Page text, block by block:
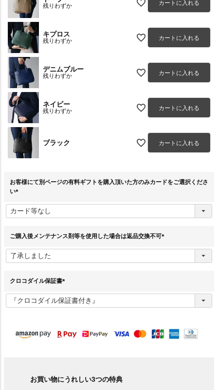
残りわずか カートに入れる
キプロス
残りわずか カートに入れる
デニムブルー
残りわずか カートに入れる
ネイビー
残りわずか カートに入れる
ブラック カートに入れる
お客様にて別ページの有料ギフトを購入頂いた方のみカードをご選択くださ
い
必
須
ご購入後メンテナンス剤等を使用した場合は返品交換不可
須
クロコダイル保証書
必
須
お買い物にうれしい3つの特典